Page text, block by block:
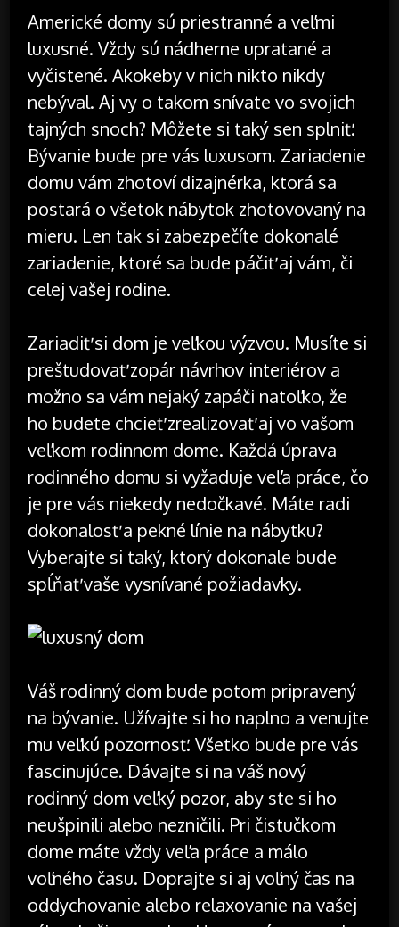
Americké domy sú priestranné a veľmi
luxusné. Vždy sú nádherne upratané a
vyčistené. Akokeby v nich nikto nikdy
nebýval. Aj vy o takom snívate vo svojich
tajných snoch? Môžete si taký sen splniť.
Bývanie bude pre vás luxusom. Zariadenie
domu vám zhotoví dizajnérka, ktorá sa
postará o všetok nábytok zhotovovaný na
mieru. Len tak si zabezpečíte dokonalé
zariadenie, ktoré sa bude páčiť aj vám, či
celej vašej rodine.
Zariadiť si dom je veľkou výzvou. Musíte si
preštudovať zopár návrhov interiérov a
možno sa vám nejaký zapáči natoľko, že
ho budete chcieť zrealizovať aj vo vašom
veľkom rodinnom dome. Každá úprava
rodinného domu si vyžaduje veľa práce, čo
je pre vás niekedy nedočkavé. Máte radi
dokonalosť a pekné línie na nábytku?
Vyberajte si taký, ktorý dokonale bude
spĺňať vaše vysnívané požiadavky.
Váš rodinný dom bude potom pripravený
na bývanie. Užívajte si ho naplno a venujte
mu veľkú pozornosť. Všetko bude pre vás
fascinujúce. Dávajte si na váš nový
rodinný dom veľký pozor, aby ste si ho
neušpinili alebo nezničili. Pri čistučkom
dome máte vždy veľa práce a málo
voľného času. Doprajte si aj voľný čas na
oddychovanie alebo relaxovanie na vašej